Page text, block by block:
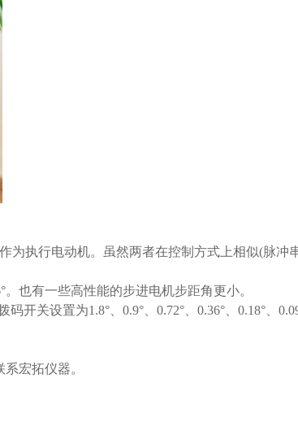
执行电动机。虽然两者在控制方式上相似(脉冲
也有一些高性能的步进电机步距角更小。
关设置为1.8°、0.9°、0.72°、0.36°、0.18°、
宏拓仪器。